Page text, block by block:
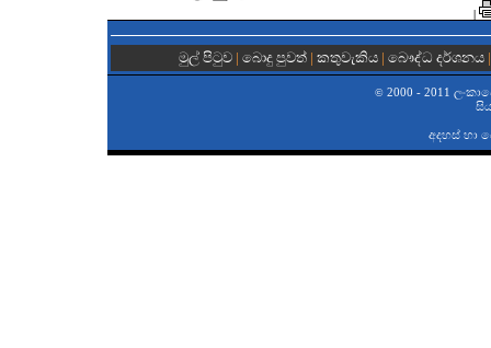
|
මුල් පිටුව | බොදු පුවත්| කතුවැකිය| බෞද්ධ දර්ශනය
©2000 - 2011
අදහස් හා